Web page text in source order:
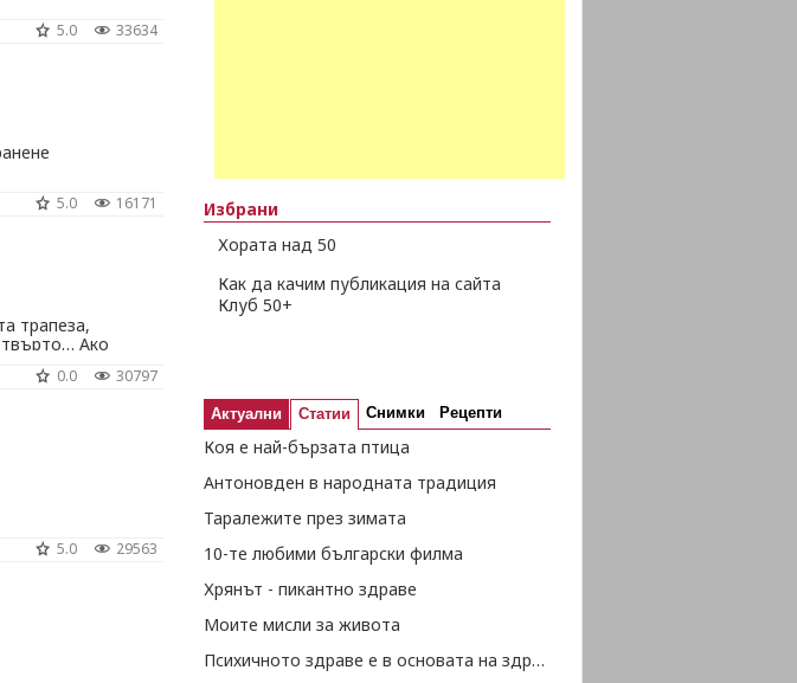
33634
5.0
16171
5.0
трапеза,
Ако
на едно
парти
30797
0.0
29563
5.0
Избрани
Хората над 50
Как да качим публикация на сайта
Клуб 50+
Актуални Статии Снимки Рецепти
Коя е най-бързата птица
Антоновден в народната традиция
Таралежите през зимата
10-те любими български филма
Хрянът - пикантно здраве
Моите мисли за живота
Психичното здраве е в основата на здравето изобщо